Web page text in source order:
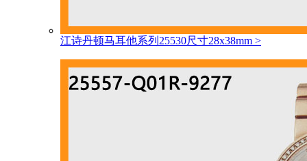
江诗丹顿马耳他系列25530尺寸28x38mm >